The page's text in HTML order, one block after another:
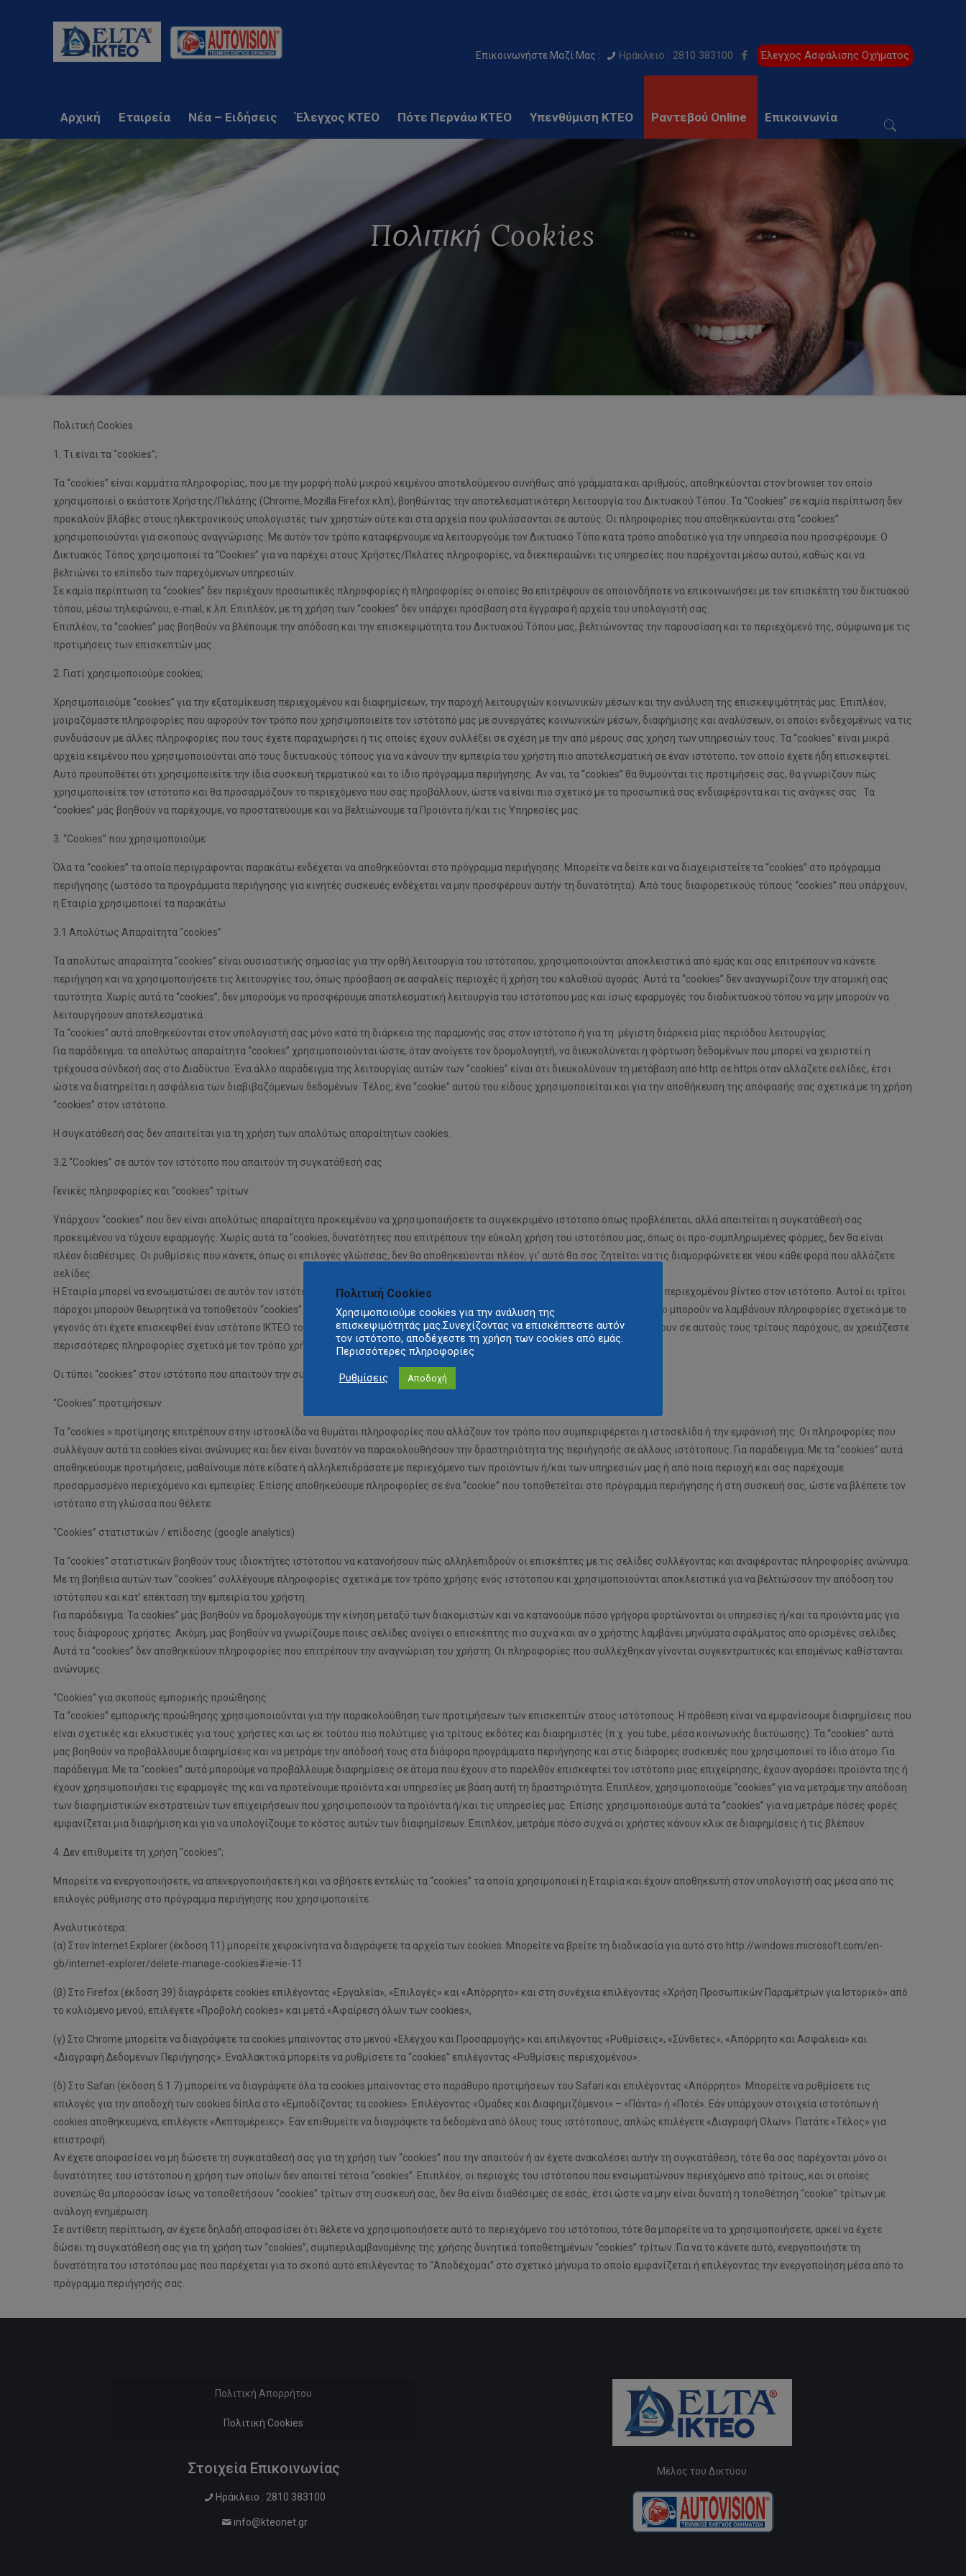
Επικοινωνήστε Μαζί Μας : Ηράκλειο : 2810 383100 Έλεγχος Ασφάλισης Οχήματος
Αρχική Εταιρεία Νέα – Ειδήσεις Έλεγχος ΚΤΕΟ Πότε Περνάω ΚΤΕΟ Υπενθύμιση ΚΤΕΟ Ραντεβού Online Επικοινωνία
Πολιτική Cookies
Πολιτική Cookies
1. Tι είναι τα “cookies”;
Τα “cookies” είναι κομμάτια πληροφορίας, που με την μορφή πολύ μικρού κειμένου αποτελούμενου συνήθως από γράμματα και αριθμούς, αποθηκεύονται στον browser τον οποίο
χρησιμοποιεί ο εκάστοτε Χρήστης/Πελάτης (Chrome, Mozilla Firefox κλπ), βοηθώντας την αποτελεσματικότερη λειτουργία του Δικτυακού Τόπου. Τα “Cookies” σε καμία περίπτωση δεν
προκαλούν βλάβες στους ηλεκτρονικούς υπολογιστές των χρηστών ούτε και στα αρχεία που φυλάσσονται σε αυτούς. Οι πληροφορίες που αποθηκεύονται στα “cookies”
χρησιμοποιούνται για σκοπούς αναγνώρισης. Με αυτόν τον τρόπο καταφέρνουμε να λειτουργούμε τον Δικτυακό Τόπο κατά τρόπο αποδοτικό για την υπηρεσία που προσφέρουμε. O
Δικτυακός Τόπος χρησιμοποιεί τα “Cookies” για να παρέχει στους Χρήστες/Πελάτες πληροφορίες, να διεκπεραιώνει τις υπηρεσίες που παρέχονται μέσω αυτού, καθώς και να
βελτιώνει το επίπεδο των παρεχόμενων υπηρεσιών.
Σε καμία περίπτωση τα “cookies” δεν περιέχουν προσωπικές πληροφορίες ή πληροφορίες οι οποίες θα επιτρέψουν σε οποιονδήποτε να επικοινωνήσει με τον επισκέπτη του δικτυακού
τόπου, μέσω τηλεφώνου, e-mail, κ.λπ. Επιπλέον, με τη χρήση των “cookies” δεν υπάρχει πρόσβαση στα έγγραφα ή αρχεία του υπολογιστή σας.
Επιπλέον, τα “cookies” μας βοηθούν να βλέπουμε την απόδοση και την επισκεψιμότητα του Δικτυακού Τόπου μας, βελτιώνοντας την παρουσίαση και το περιεχόμενό της, σύμφωνα με τις
προτιμήσεις των επισκεπτών μας.
2. Γιατί χρησιμοποιούμε cookies;
Χρησιμοποιούμε “cookies” για την εξατομίκευση περιεχομένου και διαφημίσεων, την παροχή λειτουργιών κοινωνικών μέσων και την ανάλυση της επισκεψιμότητάς μας. Επιπλέον,
μοιραζόμαστε πληροφορίες που αφορούν τον τρόπο που χρησιμοποιείτε τον ιστότοπό μας με συνεργάτες κοινωνικών μέσων, διαφήμισης και αναλύσεων, οι οποίοι ενδεχομένως να τις
συνδυάσουν με άλλες πληροφορίες που τους έχετε παραχωρήσει ή τις οποίες έχουν συλλέξει σε σχέση με την από μέρους σας χρήση των υπηρεσιών τους. Τα “cookies” είναι μικρά
αρχεία κειμένου που χρησιμοποιούνται από τους δικτυακούς τόπους για να κάνουν την εμπειρία του χρήστη πιο αποτελεσματική σε έναν ιστότοπο, τον οποίο έχετε ήδη επισκεφτεί.
Αυτό προϋποθέτει ότι χρησιμοποιείτε την ίδια συσκευή τερματικού και το ίδιο πρόγραμμα περιήγησης. Αν ναι, τα “cookies” θα θυμούνται τις προτιμήσεις σας, θα γνωρίζουν πώς
χρησιμοποιείτε τον ιστότοπο και θα προσαρμόζουν το περιεχόμενο που σας προβάλλουν, ώστε να είναι πιο σχετικό με τα προσωπικά σας ενδιαφέροντα και τις ανάγκες σας. Τα
“cookies” μάς βοηθούν να παρέχουμε, να προστατεύουμε και να βελτιώνουμε τα Προϊόντα ή/και τις Υπηρεσίες μας.
3. “Cookies” που χρησιμοποιούμε
Όλα τα “cookies” τα οποία περιγράφονται παρακάτω ενδέχεται να αποθηκεύονται στο πρόγραμμα περιήγησης. Μπορείτε να δείτε και να διαχειριστείτε τα “cookies” στο πρόγραμμα
περιήγησης (ωστόσο τα προγράμματα περιήγησης για κινητές συσκευές ενδέχεται να μην προσφέρουν αυτήν τη δυνατότητα). Από τους διαφορετικούς τύπους “cookies” που υπάρχουν,
η Εταιρία χρησιμοποιεί τα παρακάτω:
3.1 Απολύτως Απαραίτητα “cookies”
Τα απολύτως απαραίτητα “cookies” είναι ουσιαστικής σημασίας για την ορθή λειτουργία του ιστότοπου, χρησιμοποιούνται αποκλειστικά από εμάς και σας επιτρέπουν να κάνετε
περιήγηση και να χρησιμοποιήσετε τις λειτουργίες του, όπως πρόσβαση σε ασφαλείς περιοχές ή χρήση του καλαθιού αγοράς. Αυτά τα “cookies” δεν αναγνωρίζουν την ατομική σας
ταυτότητα. Χωρίς αυτά τα “cookies”, δεν μπορούμε να προσφέρουμε αποτελεσματική λειτουργία του ιστότοπου μας και ίσως εφαρμογές του διαδικτυακού τόπου να μην μπορούν να
λειτουργήσουν αποτελεσματικά.
Τα “cookies” αυτά αποθηκεύονται στον υπολογιστή σας μόνο κατά τη διάρκεια της παραμονής σας στον ιστότοπο ή για τη μέγιστη διάρκεια μίας περιόδου λειτουργίας.
Για παράδειγμα: τα απολύτως απαραίτητα “cookies” χρησιμοποιούνται ώστε, όταν ανοίγετε τον δρομολογητή, να διευκολύνεται η φόρτωση δεδομένων που μπορεί να χειριστεί η
τρέχουσα σύνδεσή σας στο Διαδίκτυο. Ένα άλλο παράδειγμα της λειτουργίας αυτών των “cookies” είναι ότι διευκολύνουν τη μετάβαση από http σε https όταν αλλάζετε σελίδες, έτσι
ώστε να διατηρείται η ασφάλεια των διαβιβαζόμενων δεδομένων. Tέλος, ένα “cookie” αυτού του είδους χρησιμοποιείται και για την αποθήκευση της απόφασής σας σχετικά με τη χρήση
“cookies” στον ιστότοπο.
Η συγκατάθεσή σας δεν απαιτείται για τη χρήση των απολύτως απαραίτητων cookies.
3.2 “Cookies” σε αυτόν τον ιστότοπο που απαιτούν τη συγκατάθεσή σας
Γενικές πληροφορίες και “cookies” τρίτων
Υπάρχουν “cookies” που δεν είναι απολύτως απαραίτητα προκειμένου να χρησιμοποιήσετε το συγκεκριμένο ιστότοπο όπως προβλέπεται, αλλά απαιτείται η συγκατάθεσή σας
προκειμένου να τύχουν εφαρμογής. Χωρίς αυτά τα “cookies, δυνατότητες που επιτρέπουν την εύκολη χρήση του ιστοτόπου μας, όπως οι προ-συμπληρωμένες φόρμες, δεν θα είναι
πλέον διαθέσιμες. Οι ρυθμίσεις που κάνετε, όπως οι επιλογές γλώσσας, δεν θα αποθηκεύονται πλέον, γι’ αυτό θα σας ζητείται να τις διαμορφώνετε εκ νέου κάθε φορά που αλλάζετε
σελίδες.
Η Εταιρία μπορεί να ενσωματώσει σε αυτόν τον ιστότοπο περιεχόμενο που ανήκει σε τρίτους. Παράδειγμα αποτελεί η ενσωμάτωση περιεχομένου βίντεο στον ιστότοπο. Αυτοί οι τρίτοι
πάροχοι μπορούν θεωρητικά να τοποθετούν “cookies” στη συσκευή σας όταν επισκέπτεστε τον ιστότοπό μας και με αυτόν τον τρόπο μπορούν να λαμβάνουν πληροφορίες σχετικά με το
γεγονός ότι έχετε επισκεφθεί έναν ιστότοπο ΙΚΤΕΟ του Δικτύου της Autovision Sakar A.E. Επισκεφθείτε τους ιστότοπους που ανήκουν σε αυτούς τους τρίτους παρόχους, αν χρειάζεστε
περισσότερες πληροφορίες σχετικά με τον τρόπο χρήσης των “cookies” τους.
Οι τύποι “cookies” στον ιστότοπο που απαιτούν την συγκατάθεσή σας
“Cookies” προτιμήσεων
Τα “cookies » προτίμησης επιτρέπουν στην ιστοσελίδα να θυμάται πληροφορίες που αλλάζουν τον τρόπο που συμπεριφέρεται η ιστοσελίδα ή την εμφάνισή της. Οι πληροφορίες που
συλλέγουν αυτά τα cookies είναι ανώνυμες και δεν είναι δυνατόν να παρακολουθήσουν την δραστηριότητα της περιήγησής σε άλλους ιστότοπους. Για παράδειγμα: Με τα “cookies” αυτά
αποθηκεύουμε προτιμήσεις, μαθαίνουμε πότε είδατε ή αλληλεπιδράσατε με περιεχόμενο των προϊόντων ή/και των υπηρεσιών μας ή από ποια περιοχή και σας παρέχουμε
προσαρμοσμένο περιεχόμενο και εμπειρίες. Επίσης αποθηκεύουμε πληροφορίες σε ένα “cookie” που τοποθετείται στο πρόγραμμα περιήγησης ή στη συσκευή σας, ώστε να βλέπετε τον
ιστότοπο στη γλώσσα που θέλετε.
“Cookies” στατιστικών / επίδοσης (google analytics)
Τα “cookies” στατιστικών βοηθούν τους ιδιοκτήτες ιστότοπου να κατανοήσουν πώς αλληλεπιδρούν οι επισκέπτες με τις σελίδες συλλέγοντας και αναφέροντας πληροφορίες ανώνυμα.
Με τη βοήθεια αυτών των “cookies” συλλέγουμε πληροφορίες σχετικά με τον τρόπο χρήσης ενός ιστότοπου και χρησιμοποιούνται αποκλειστικά για να βελτιώσουν την απόδοση του
ιστότοπου και κατ’ επέκταση την εμπειρία του χρήστη.
Για παράδειγμα: Τα cookies” μάς βοηθούν να δρομολογούμε την κίνηση μεταξύ των διακομιστών και να κατανοούμε πόσο γρήγορα φορτώνονται οι υπηρεσίες ή/και τα προϊόντα μας για
τους διάφορους χρήστες. Ακόμη, μας βοηθούν να γνωρίζουμε ποιες σελίδες ανοίγει ο επισκέπτης πιο συχνά και αν ο χρήστης λαμβάνει μηνύματα σφάλματος από ορισμένες σελίδες.
Αυτά τα “cookies” δεν αποθηκεύουν πληροφορίες που επιτρέπουν την αναγνώριση του χρήστη. Οι πληροφορίες που συλλέχθηκαν γίνονται συγκεντρωτικές και επομένως καθίστανται
ανώνυμες.
“Cookies” για σκοπούς εμπορικής προώθησης
Τα “cookies” εμπορικής προώθησης χρησιμοποιούνται για την παρακολούθηση των προτιμήσεων των επισκεπτών στους ιστότοπους. Η πρόθεση είναι να εμφανίσουμε διαφημίσεις που
είναι σχετικές και ελκυστικές για τους χρήστες και ως εκ τούτου πιο πολύτιμες για τρίτους εκδότες και διαφημιστές (π.χ. you tube, μέσα κοινωνικής δικτύωσης). Τα “cookies” αυτά
μας βοηθούν να προβάλλουμε διαφημίσεις και να μετράμε την απόδοσή τους στα διάφορα προγράμματα περιήγησης και στις διάφορες συσκευές που χρησιμοποιεί το ίδιο άτομο. Για
παράδειγμα: Με τα “cookies” αυτά μπορούμε να προβάλλουμε διαφημίσεις σε άτομα που έχουν στο παρελθόν επισκεφτεί τον ιστότοπο μιας επιχείρησης, έχουν αγοράσει προϊόντα της ή
έχουν χρησιμοποιήσει τις εφαρμογές της και να προτείνουμε προϊόντα και υπηρεσίες με βάση αυτή τη δραστηριότητα. Επιπλέον, χρησιμοποιούμε “cookies” για να μετράμε την απόδοση
των διαφημιστικών εκστρατειών των επιχειρήσεων που χρησιμοποιούν τα προϊόντα ή/και τις υπηρεσίες μας. Επίσης χρησιμοποιούμε αυτά τα “cookies” για να μετράμε πόσες φορές
εμφανίζεται μια διαφήμιση και για να υπολογίζουμε το κόστος αυτών των διαφημίσεων. Επιπλέον, μετράμε πόσο συχνά οι χρήστες κάνουν κλικ σε διαφημίσεις ή τις βλέπουν.
4. Δεν επιθυμείτε τη χρήση “cookies”;
Μπορείτε να ενεργοποιήσετε, να απενεργοποιήσετε ή και να σβήσετε εντελώς τα “cookies” τα οποία χρησιμοποιεί η Εταιρία και έχουν αποθηκευτή στον υπολογιστή σας μέσα από τις
επιλογές ρύθμισης στο πρόγραμμα περιήγησης που χρησιμοποιείτε.
Αναλυτικότερα:
(α) Στον Internet Explorer (έκδοση 11) μπορείτε χειροκίνητα να διαγράψετε τα αρχεία των cookies. Μπορείτε να βρείτε τη διαδικασία για αυτό στο http://windows.microsoft.com/en-
gb/internet-explorer/delete-manage-cookies#ie=ie-11
(β) Στο Firefox (έκδοση 39) διαγράφετε cookies επιλέγοντας «Εργαλεία», «Επιλογές» και «Απόρρητο» και στη συνέχεια επιλέγοντας «Χρήση Προσωπικών Παραμέτρων για Ιστορικό» από
το κυλιόμενο μενού, επιλέγετε «Προβολή cookies» και μετά «Αφαίρεση όλων των cookies»,
(γ) Στο Chrome μπορείτε να διαγράψετε τα cookies μπαίνοντας στο μενού «Ελέγχου και Προσαρμογής» και επιλέγοντας «Ρυθμίσεις», «Σύνθετες», «Απόρρητο και Ασφάλεια» και
«Διαγραφή Δεδομένων Περιήγησης». Εναλλακτικά μπορείτε να ρυθμίσετε τα “cookies” επιλέγοντας «Ρυθμίσεις περιεχομένου».
(δ) Στο Safari (έκδοση 5.1.7) μπορείτε να διαγράψετε όλα τα cookies μπαίνοντας στο παράθυρο προτιμήσεων του Safari και επιλέγοντας «Απόρρητο». Μπορείτε να ρυθμίσετε τις
επιλογές για την αποδοχή των cookies δίπλα στο «Εμποδίζοντας τα cookies». Επιλέγοντας «Ομάδες και Διαφημιζόμενοι» – «Πάντα» ή «Ποτέ». Εάν υπάρχουν στοιχεία ιστοτόπων ή
cookies αποθηκευμένα, επιλέγετε «Λεπτομέρειες». Εάν επιθυμείτε να διαγράψετε τα δεδομένα από όλους τους ιστότοπους, απλώς επιλέγετε «Διαγραφή Όλων». Πατάτε «Τέλος» για
επιστροφή.
Αν έχετε αποφασίσει να μη δώσετε τη συγκατάθεσή σας για τη χρήση των “cookies” που την απαιτούν ή αν έχετε ανακαλέσει αυτήν τη συγκατάθεση, τότε θα σας παρέχονται μόνο οι
δυνατότητες του ιστότοπου η χρήση των οποίων δεν απαιτεί τέτοια “cookies”. Επιπλέον, οι περιοχές του ιστότοπου που ενσωματώνουν περιεχόμενο από τρίτους, και οι οποίες
συνεπώς θα μπορούσαν ίσως να τοποθετήσουν “cookies” τρίτων στη συσκευή σας, δεν θα είναι διαθέσιμες σε εσάς, έτσι ώστε να μην είναι δυνατή η τοποθέτηση “cookie” τρίτων με
ανάλογη ενημέρωση.
Σε αντίθετη περίπτωση, αν έχετε δηλαδή αποφασίσει ότι θέλετε να χρησιμοποιήσετε αυτό το περιεχόμενο του ιστότοπου, τότε θα μπορείτε να το χρησιμοποιήσετε, αρκεί να έχετε
δώσει τη συγκατάθεσή σας για τη χρήση των “cookies”, συμπεριλαμβανομένης της χρήσης δυνητικά τοποθετημένων “cookies” τρίτων. Για να το κάνετε αυτό, ενεργοποιήστε τη
δυνατότητα του ιστοτόπου μας που παρέχεται για το σκοπό αυτό επιλέγοντας το “Αποδέχομαι” στο σχετικό μήνυμα το οποίο εμφανίζεται ή επιλέγοντας την ενεργοποίηση μέσα από το
πρόγραμμα περιήγησής σας.
Πολιτική Απορρήτου
Πολιτική Cookies
Στοιχεία Επικοινωνίας
Ηράκλειο : 2810 383100
info@kteonet.gr
Μέλος του Δικτύου
Πολιτική Cookies
Χρησιμοποιούμε cookies για την ανάλυση της
επισκεψιμότητάς μας.Συνεχίζοντας να επισκέπτεστε αυτόν
τον ιστότοπο, αποδέχεστε τη χρήση των cookies από εμάς.
Περισσότερες πληροφορίες
Ρυθμίσεις Αποδοχή